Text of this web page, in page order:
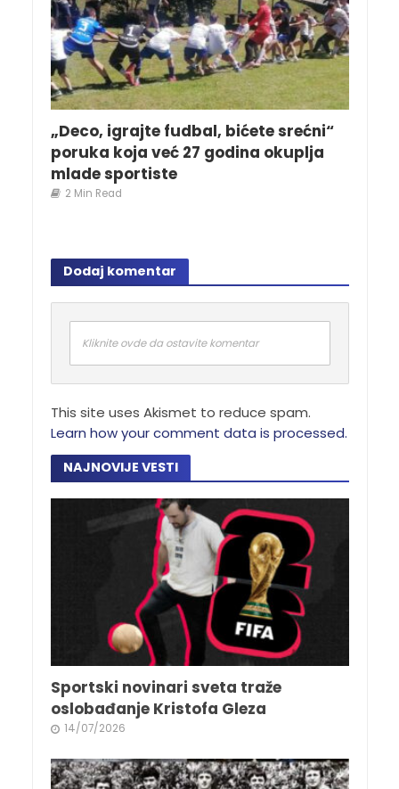
„Deco, igrajte fudbal, bićete srećni“
poruka koja već 27 godina okuplja
mlade sportiste
2 Min Read
Dodaj komentar
Kliknite ovde da ostavite komentar
This site uses Akismet to reduce spam.
Learn how your comment data is processed.
NAJNOVIJE VESTI
Sportski novinari sveta traže
oslobađanje Kristofa Gleza
14/07/2026